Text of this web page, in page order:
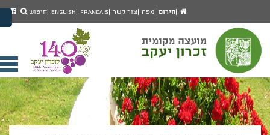
מעבר לתפריט ראשי
הגדל גודל פונט
הקטן גודל פונט
מצב ניגודיות גבוהה
מצב ניגודיות נמוכה
הצג קישורים
הצהרת נגישות
עמוד
הבית
חירום מפה צור קשר Francais
English חיפוש